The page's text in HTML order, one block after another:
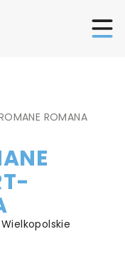
ROMANA